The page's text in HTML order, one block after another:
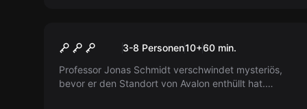
Die Suche nach Avalon
3-8 Personen10+60 min.
Professor Jonas Schmidt verschwindet mysteriös,
bevor er den Standort von Avalon enthüllt hat.